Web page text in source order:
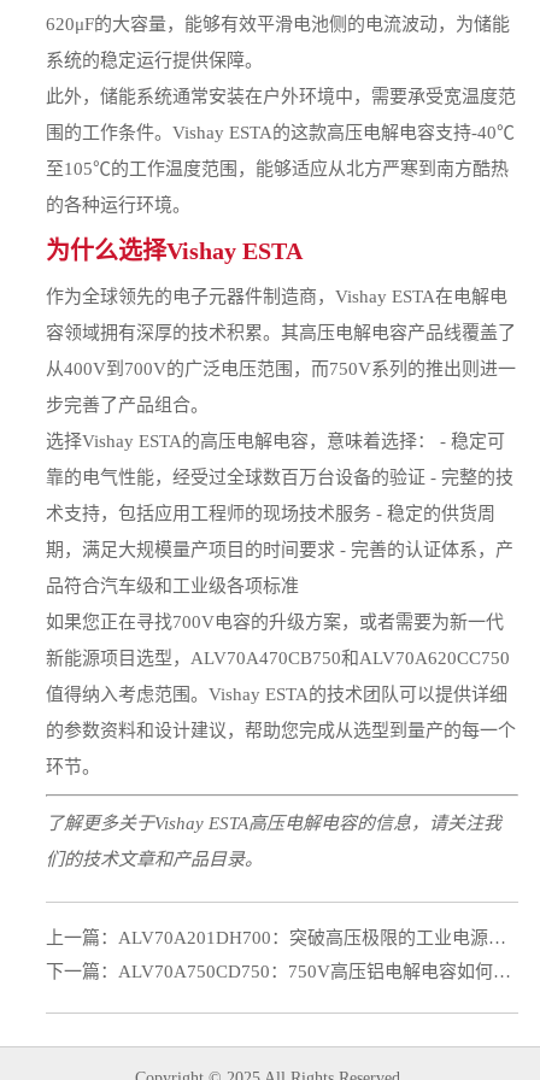
620μF的大容量，能够有效平滑电池侧的电流波动，为储能
系统的稳定运行提供保障。
此外，储能系统通常安装在户外环境中，需要承受宽温度范
围的工作条件。Vishay ESTA的这款高压电解电容支持-40℃
至105℃的工作温度范围，能够适应从北方严寒到南方酷热
的各种运行环境。
为什么选择Vishay ESTA
作为全球领先的电子元器件制造商，Vishay ESTA在电解电
容领域拥有深厚的技术积累。其高压电解电容产品线覆盖了
从400V到700V的广泛电压范围，而750V系列的推出则进一
步完善了产品组合。
选择Vishay ESTA的高压电解电容，意味着选择： - 稳定可
靠的电气性能，经受过全球数百万台设备的验证 - 完整的技
术支持，包括应用工程师的现场技术服务 - 稳定的供货周
期，满足大规模量产项目的时间要求 - 完善的认证体系，产
品符合汽车级和工业级各项标准
如果您正在寻找700V电容的升级方案，或者需要为新一代
新能源项目选型，ALV70A470CB750和ALV70A620CC750
值得纳入考虑范围。Vishay ESTA的技术团队可以提供详细
的参数资料和设计建议，帮助您完成从选型到量产的每一个
环节。
了解更多关于Vishay ESTA高压电解电容的信息，请关注我
们的技术文章和产品目录。
上一篇： ALV70A201DH700：突破高压极限的工业电源心脏
下一篇： ALV70A750CD750：750V高压铝电解电容如何为光伏逆变器提供可靠储能解决方案